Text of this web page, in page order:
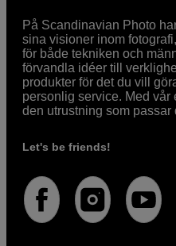
På Scandinavian Photo
sina visioner inom
för både tekniken och
förvandla idéer till
produkter för det du vill
personlig service. Med vår
den utrustning som passar
Let's be friends!